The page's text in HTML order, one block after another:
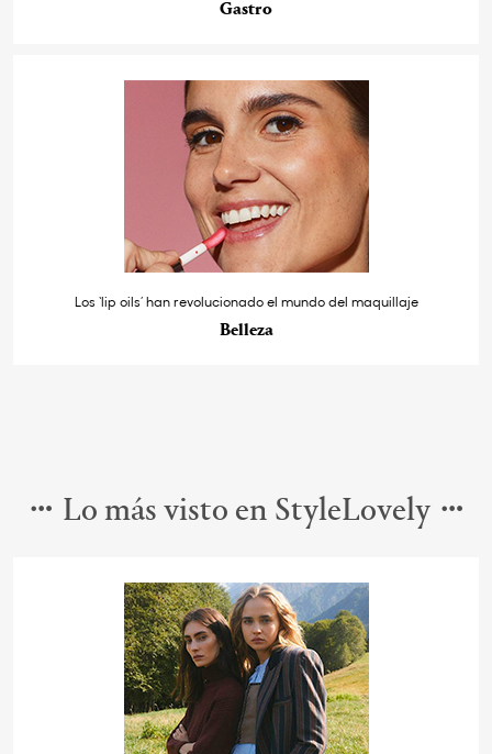
Gastro
Los ‘lip oils’ han revolucionado el mundo del maquillaje
Belleza
Lo más visto en StyleLovely